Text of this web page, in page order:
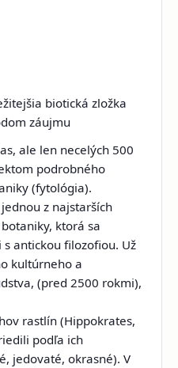
biotická zložka
záujmu
ale len necelých 500
podrobného
(fytológia).
z najstarších
ktorá sa
antickou filozofiou. Už
kultúrneho a
(pred 2500 rokmi),
rastlín (Hippokrates,
podľa ich
jedovaté, okrasné). V